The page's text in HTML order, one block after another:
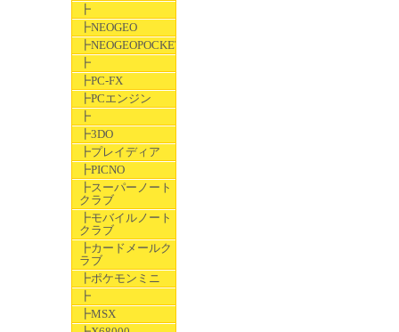
┣
┣NEOGEO
┣NEOGEOPOCKET
┣
┣PC-FX
┣PCエンジン
┣
┣3DO
┣プレイディア
┣PICNO
┣スーパーノート
クラブ
┣モバイルノート
クラブ
┣カードメールク
ラブ
┣ポケモンミニ
┣
┣MSX